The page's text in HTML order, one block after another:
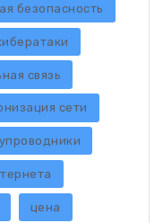
безопасность
связь
сети
цена